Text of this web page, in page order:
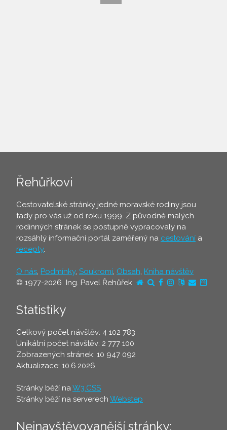
Řehůřkovi
Cestovatelské stránky jedné moravské rodiny jsou
tady pro vás už od roku 1999. Z původně malých
rodinných stránek se postupně vypracovaly na
rozsáhlý informační portál zaměřený na cestování a
recepty.
O nás, Podmínky, Soukromí, Obsah, Kniha návštěv
© 1977-2026 Ing. Pavel Řehůřek
Statistiky
Celkový počet návštěv: 4 102 783
Unikátní počet návštěv: 2 777 100
Zobrazených stránek: 10 947 092
Aktualizace: 10.6.2026
Stránky běží naW3.CSS
Stránky běží na serverech Webstep
Nejnavštěvovanější stránky: